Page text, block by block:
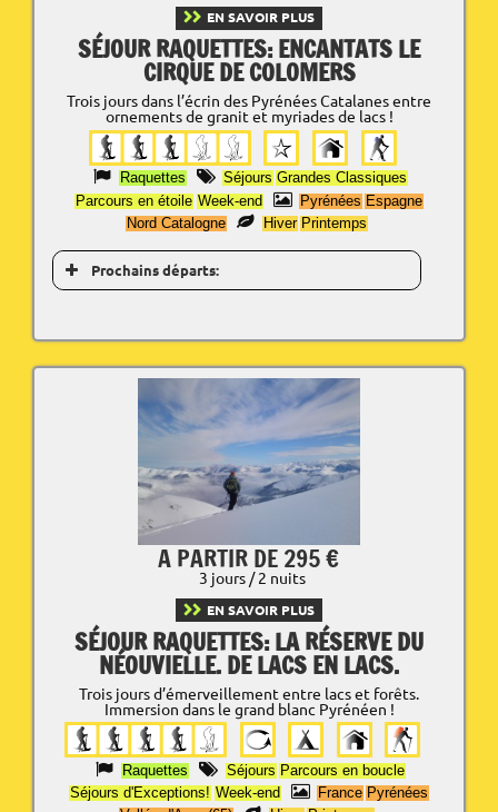
EN SAVOIR PLUS
SÉJOUR RAQUETTES: ENCANTATS LE
CIRQUE DE COLOMERS
Trois jours dans l’écrin des Pyrénées Catalanes entre
ornements de granit et myriades de lacs !
Raquettes Séjours Grandes Classiques
Parcours en étoile Week-end Pyrénées Espagne
Nord Catalogne
Hiver Printemps
Prochains départs:
A PARTIR DE 295 €
3 jours / 2 nuits
EN SAVOIR PLUS
SÉJOUR RAQUETTES: LA RÉSERVE DU
NÉOUVIELLE. DE LACS EN LACS.
Trois jours d’émerveillement entre lacs et forêts.
Immersion dans le grand blanc Pyrénéen !
Raquettes Séjours Parcours en boucle
Séjours d'Exceptions! Week-end France Pyrénées